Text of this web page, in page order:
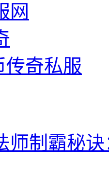
网
传奇私服
师制霸秘